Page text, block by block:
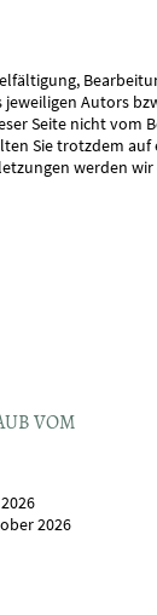
Autors
Seite nicht vom
Sie trotzdem auf
werden
VOM
2026